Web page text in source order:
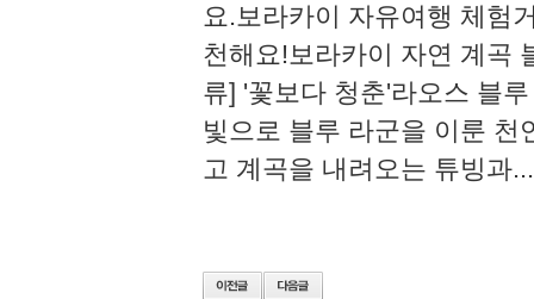
요.​​​보라카이 자유여행 체험
천해요!​​보라카이 자연 계곡
류] '꽃보다 청춘'라오스 블
빛으로 블루 라군을 이룬 천
고 계곡을 내려오는 튜빙과